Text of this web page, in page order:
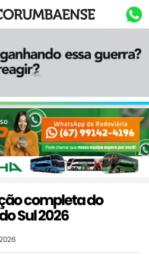
completa do
Sul 2026